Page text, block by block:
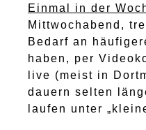
Einmal in der
Mittwochabend,
Bedarf an
haben, per
live (meist in
dauern selten
laufen unter